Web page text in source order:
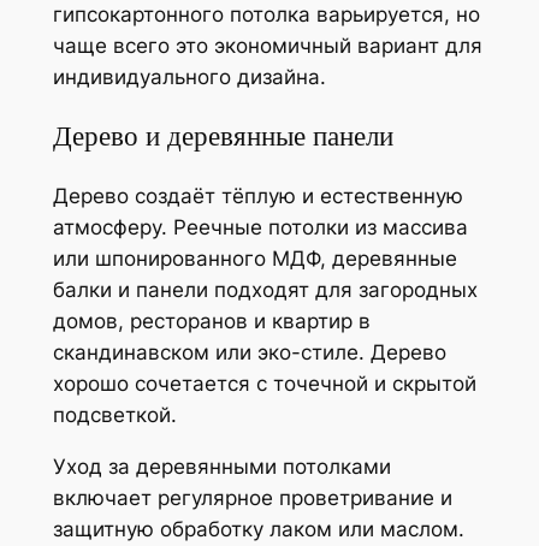
гипсокартонного потолка варьируется, но
чаще всего это экономичный вариант для
индивидуального дизайна.
Дерево и деревянные панели
Дерево создаёт тёплую и естественную
атмосферу. Реечные потолки из массива
или шпонированного МДФ, деревянные
балки и панели подходят для загородных
домов, ресторанов и квартир в
скандинавском или эко-стиле. Дерево
хорошо сочетается с точечной и скрытой
подсветкой.
Уход за деревянными потолками
включает регулярное проветривание и
защитную обработку лаком или маслом.